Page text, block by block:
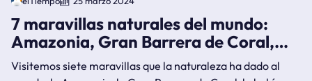
7 maravillas naturales del mundo:
Amazonia, Gran Barrera de Coral,
bahía Ha-Long, Iguazú o el Gran
Visitemos siete maravillas que la naturaleza ha dado al